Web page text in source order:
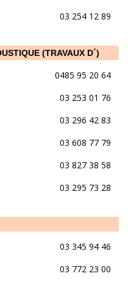
03 254 12 89
(TRAVAUX D´)
0485 95 20 64
03 253 01 76
03 296 42 83
03 608 77 79
03 827 38 58
03 295 73 28
03 345 94 46
03 772 23 00